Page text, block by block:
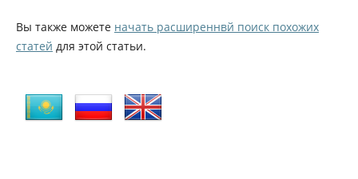
Вы также можете начать расширеннвй поиск похожих
статей для этой статьи.